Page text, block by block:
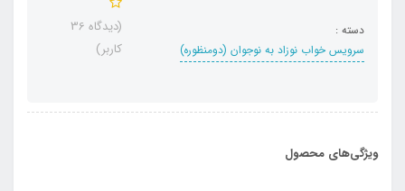
دسته :
سرویس خواب نوزاد به نوجوان (دومنظوره)
(دیدگاه 36
کاربر)
ویژگی‌های محصول